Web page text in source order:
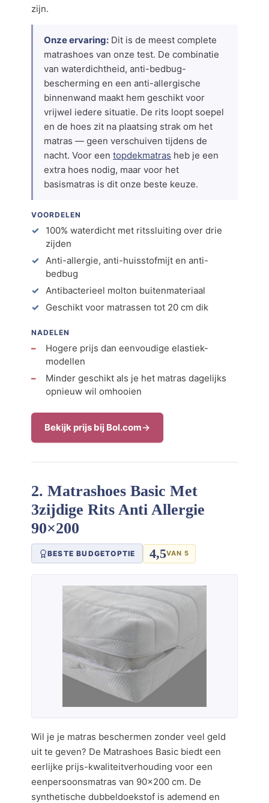
zijn.
Onze ervaring: Dit is de meest complete
matrashoes van onze test. De combinatie
van waterdichtheid, anti-bedbug-
bescherming en een anti-allergische
binnenwand maakt hem geschikt voor
vrijwel iedere situatie. De rits loopt soepel
en de hoes zit na plaatsing strak om het
matras — geen verschuiven tijdens de
nacht. Voor een topdekmatras heb je een
extra hoes nodig, maar voor het
basismatras is dit onze beste keuze.
VOORDELEN
100% waterdicht met ritssluiting over drie
zijden
Anti-allergie, anti-huisstofmijt en anti-
bedbug
Antibacterieel molton buitenmateriaal
Geschikt voor matrassen tot 20 cm dik
NADELEN
Hogere prijs dan eenvoudige elastiek-
modellen
Minder geschikt als je het matras dagelijks
opnieuw wil omhooien
Bekijk prijs bij Bol.com
2. Matrashoes Basic Met
3zijdige Rits Anti Allergie
90×200
BESTE BUDGETOPTIE 4,5VAN 5
Wil je je matras beschermen zonder veel geld
uit te geven? De Matrashoes Basic biedt een
eerlijke prijs-kwaliteitverhouding voor een
eenpersoonsmatras van 90×200 cm. De
synthetische dubbeldoekstof is ademend en